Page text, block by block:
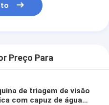
Preço Para
de triagem de visão
com capuz de água